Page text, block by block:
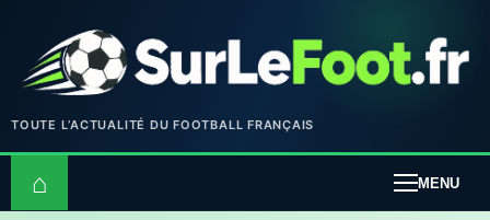
TOUTE L’ACTUALITÉ DU FOOTBALL FRANÇAIS
⌂ MENU